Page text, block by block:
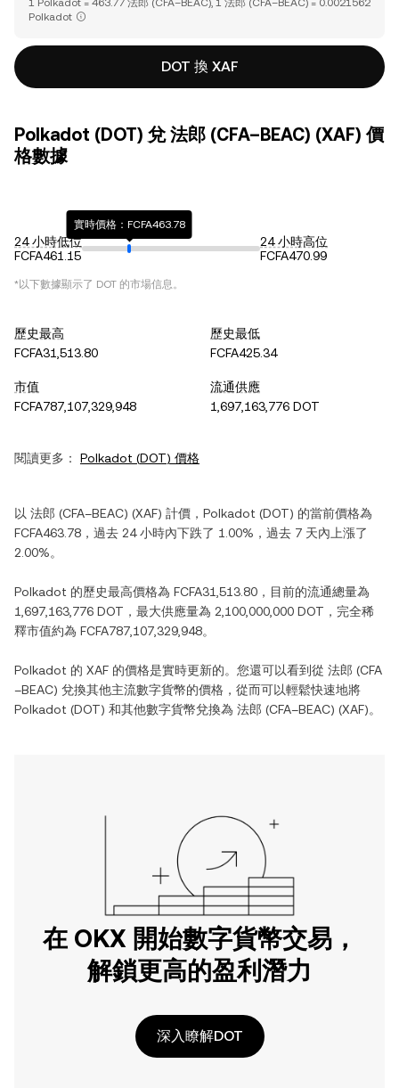
1 Polkadot = 463.77 法郎 (CFA–BEAC), 1 法郎 (CFA–BEAC) = 0.0021562
Polkadot
DOT 換 XAF
Polkadot (DOT) 兌 法郎 (CFA–BEAC) (XAF) 價
格數據
24 小時低位
FCFA461.15
實時價格：FCFA463.78
24 小時高位
FCFA470.99
*以下數據顯示了 DOT 的市場信息。
歷史最高
FCFA31,513.80
歷史最低
FCFA425.34
市值
FCFA787,107,329,948
流通供應
1,697,163,776 DOT
閱讀更多： Polkadot (DOT) 價格
以 法郎 (CFA–BEAC) (XAF) 計價， Polkadot (DOT) 的當前價格為
FCFA463.78 ，過去 24 小時內下跌了 1.00% ，過去 7 天內 上漲了
2.00%。
Polkadot 的歷史最高價格為 FCFA31,513.80 ，目前的流通總量為
1,697,163,776 DOT ，最大供應量為 2,100,000,000 DOT ，完全稀
釋市值約為 FCFA787,107,329,948。
Polkadot 的 XAF 的價格是實時更新的。您還可以看到從 法郎 (CFA
–BEAC) 兌換其他主流數字貨幣的價格，從而可以輕鬆快速地將
Polkadot (DOT) 和其他數字貨幣兌換為 法郎 (CFA–BEAC) (XAF)。
在 OKX 開始數字貨幣交易，
解鎖更高的盈利潛力
深入瞭解DOT